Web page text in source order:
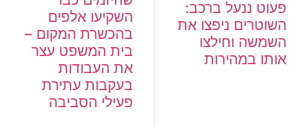
פעוט ננעל ברכב:
השוטרים ניפצו את
השמשה וחילצו
אותו במהירות
השקיעו אלפים
בהכשרת המקום –
בית המשפט עצר
את העבודות
בעקבות עתירת
פעילי הסביבה